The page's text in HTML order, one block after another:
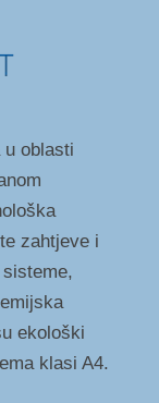
oblasti
zahtjeve i
ekološki
klasi A4.